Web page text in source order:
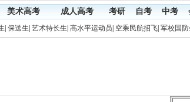
美术高考 成人高考 考研 自考 中考
保送生 艺术特长生 高水平运动员 空乘民航招飞| 军校国防